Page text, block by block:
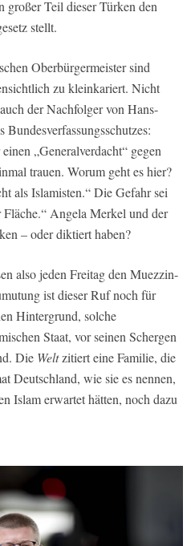
großer Teil dieser Türken den
stellt.
Oberbürgermeister sind
zu kleinkariert. Nicht
der Nachfolger von Hans-
„Generalverdacht“ gegen
trauen. Worum geht es hier?
als Islamisten.“ Die Gefahr sei
Angela Merkel und der
– oder diktiert haben?
also jeden Freitag den Muezzin-
ist dieser Ruf noch für
Hintergrund, solche
Staat, vor seinen Schergen
Die Weltzitiert eine Familie, die
Deutschland, wie sie es nennen,
Islam erwartet hätten, noch dazu